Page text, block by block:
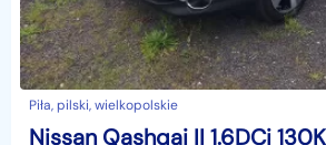
Piła, pilski, wielkopolskie